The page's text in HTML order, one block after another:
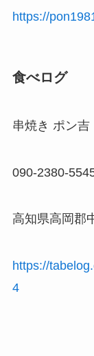
https://
食べログ
串焼き ポン吉
090-2380-
高知県高岡郡
https://
4